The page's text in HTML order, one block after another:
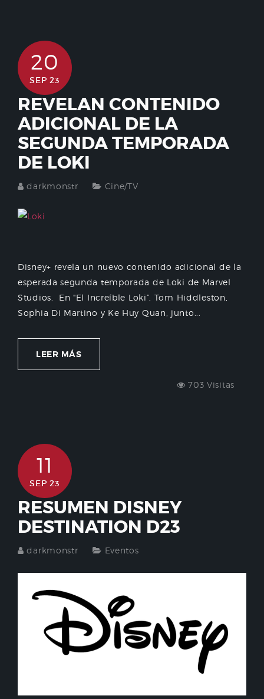
20
SEP 23
REVELAN CONTENIDO
ADICIONAL DE LA
SEGUNDA TEMPORADA
DE LOKI
darkmonstr Cine/TV
Disney+ revela un nuevo contenido adicional de la
esperada segunda temporada de Loki de Marvel
Studios. En "El Increíble Loki”, Tom Hiddleston,
Sophia Di Martino y Ke Huy Quan, junto...
LEER MÁS
703 Visitas
11
SEP 23
RESUMEN DISNEY
DESTINATION D23
darkmonstr Eventos